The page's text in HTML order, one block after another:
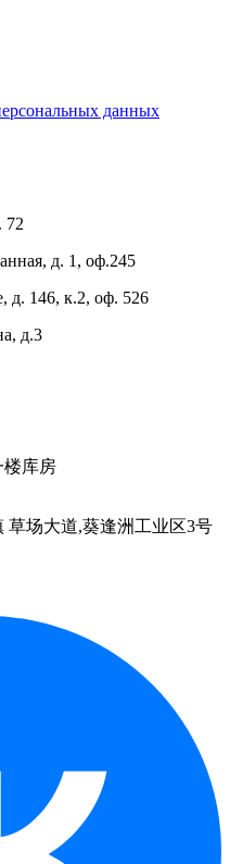
данных
72
д. 1, оф.245
д. 146, к.2, оф. 526
д.3
楼库房
草场大道,葵逢洲工业区3号